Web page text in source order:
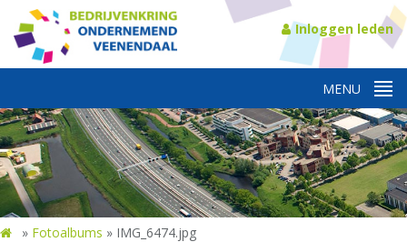
Inloggen leden
» Fotoalbums » IMG_6474.jpg